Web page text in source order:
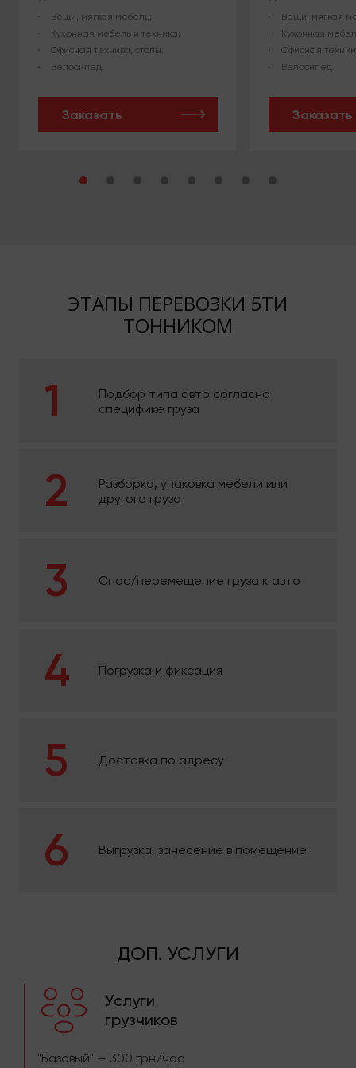
Вещи, мягкая мебель;
Кухонная мебель и техника;
Офисная техника, столы;
Велосипед.
Заказать
Вещи, мягкая
Кухонная
Офисная
Велосипед.
Заказать
ЭТАПЫ ПЕРЕВОЗКИ 5ТИ
ТОННИКОМ
Подбор типа авто согласно
специфике груза
Разборка, упаковка мебели или
другого груза
Снос/перемещение груза к авто
Погрузка и фиксация
Доставка по адресу
Выгрузка, занесение в помещение
ДОП. УСЛУГИ
Услуги
грузчиков
"Базовый" — 300 грн/час